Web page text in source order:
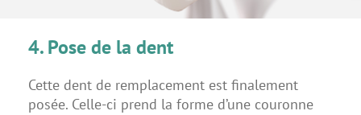
4. Pose de la dent
Cette dent de remplacement est finalement
posée. Celle-ci prend la forme d’une couronne